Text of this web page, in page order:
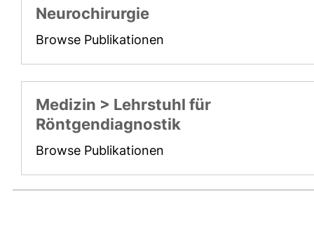
Neurochirurgie
Browse Publikationen
Medizin > Lehrstuhl für
Röntgendiagnostik
Browse Publikationen